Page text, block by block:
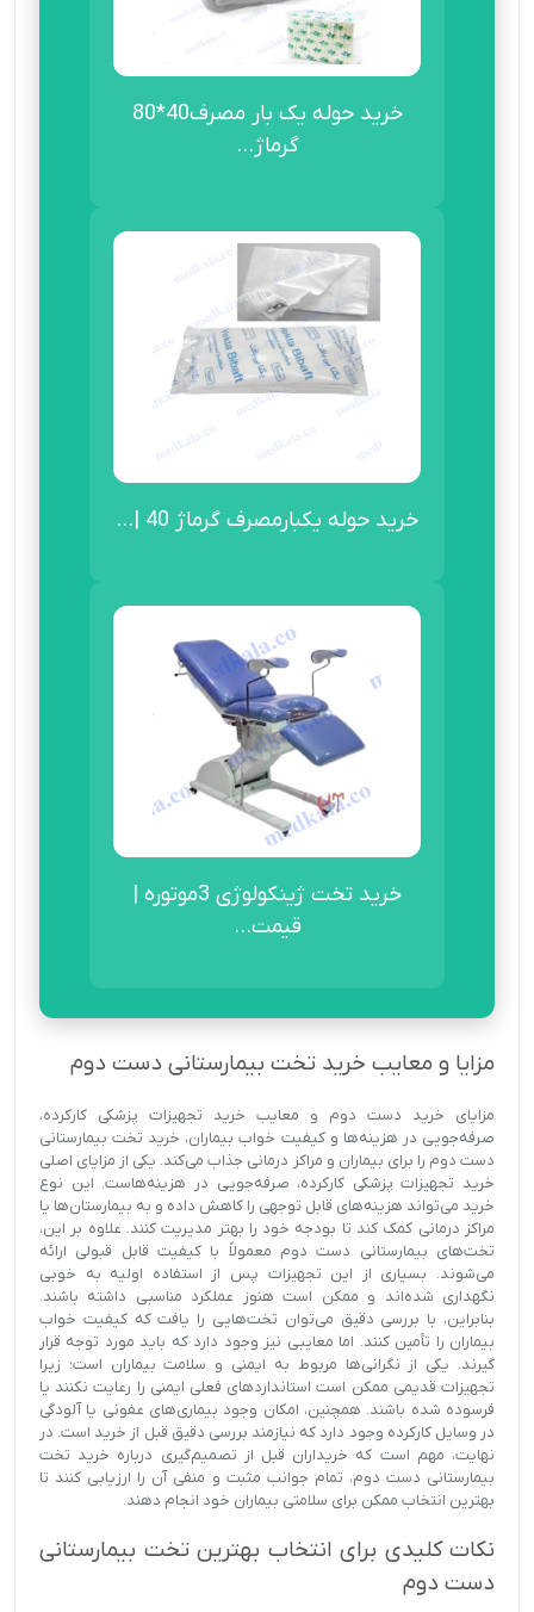
خرید حوله یک بار مصرف40*80
گرماژ...
خرید حوله یکبارمصرف گرماژ 40 |...
خرید تخت ژینکولوژی 3موتوره |
قیمت...
مزایا و معایب خرید تخت بیمارستانی دست دوم
مزایای خرید دست دوم و معایب خرید تجهیزات پزشکی کارکرده،
صرفه‌جویی در هزینه‌ها و کیفیت خواب بیماران، خرید تخت بیمارستانی
دست دوم را برای بیماران و مراکز درمانی جذاب می‌کند. یکی از مزایای اصلی
خرید تجهیزات پزشکی کارکرده، صرفه‌جویی در هزینه‌هاست. این نوع
خرید می‌تواند هزینه‌های قابل توجهی را کاهش داده و به بیمارستان‌ها یا
مراکز درمانی کمک کند تا بودجه خود را بهتر مدیریت کنند. علاوه بر این،
تخت‌های بیمارستانی دست دوم معمولاً با کیفیت قابل قبولی ارائه
می‌شوند. بسیاری از این تجهیزات پس از استفاده اولیه به خوبی
نگهداری شده‌اند و ممکن است هنوز عملکرد مناسبی داشته باشند.
بنابراین، با بررسی دقیق می‌توان تخت‌هایی را یافت که کیفیت خواب
بیماران را تأمین کنند. اما معایبی نیز وجود دارد که باید مورد توجه قرار
گیرند. یکی از نگرانی‌ها مربوط به ایمنی و سلامت بیماران است؛ زیرا
تجهیزات قدیمی ممکن است استانداردهای فعلی ایمنی را رعایت نکنند یا
فرسوده شده باشند. همچنین، امکان وجود بیماری‌های عفونی یا آلودگی
در وسایل کارکرده وجود دارد که نیازمند بررسی دقیق قبل از خرید است. در
نهایت، مهم است که خریداران قبل از تصمیم‌گیری درباره خرید تخت
بیمارستانی دست دوم، تمام جوانب مثبت و منفی آن را ارزیابی کنند تا
بهترین انتخاب ممکن برای سلامتی بیماران خود انجام دهند.
نکات کلیدی برای انتخاب بهترین تخت بیمارستانی
دست دوم